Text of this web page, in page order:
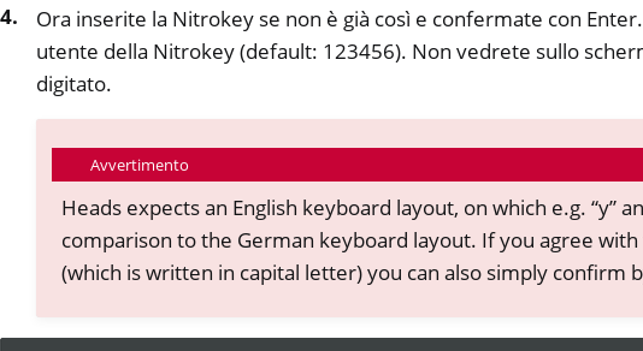
Ora inserite la Nitrokey se non è già così e confermate con
utente della Nitrokey (default: 123456). Non vedrete sullo
digitato.
Avvertimento
Heads expects an English keyboard layout, on which e.g. “y”
comparison to the German keyboard layout. If you agree
(which is written in capital letter) you can also simply confirm